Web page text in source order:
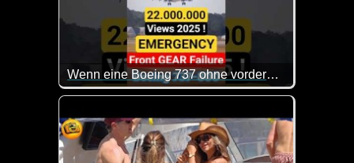
Wenn eine Boeing 737 ohne vorderes Rad landen muss